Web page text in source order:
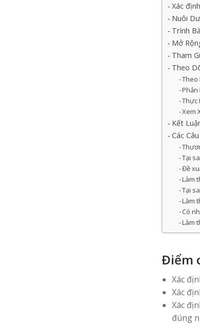
Xác
Nuôi
Trình
Mở
Tham
Theo
Theo
Phản
Thực
Xem
Kết
Các
Tại
Đề
Làm
Tại
Làm
Có
Làm
Điểm
Xác
Xác
Xác
đúng